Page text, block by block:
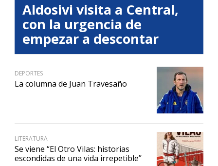
Aldosivi visita a Central,
con la urgencia de
empezar a descontar
DEPORTES
La columna de Juan Travesaño
LITERATURA
Se viene “El Otro Vilas: historias
escondidas de una vida irrepetible”